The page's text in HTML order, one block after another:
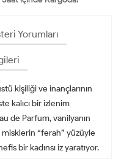
Yorumları
kişiliği ve inançlarının
kalıcı bir izlenim
de Parfum, vanilyanın
misklerin “ferah” yüzüyle
bir kadınsı iz yaratıyor.